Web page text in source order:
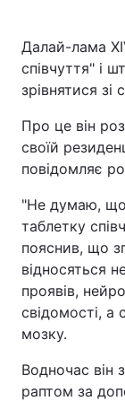
Далай-лама
співчуття" і
зрівнятися
Про це він
своїй
повідомляє
"Не думаю,
таблетку
пояснив, що
відносяться
проявів,
свідомості, а
мозку.
Водночас він
раптом за